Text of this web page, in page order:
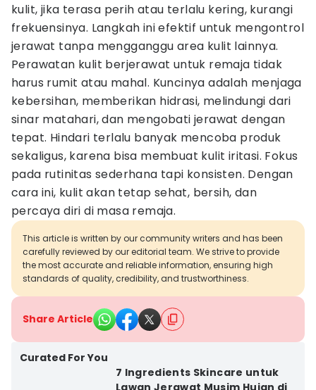
kulit, jika terasa perih atau terlalu kering, kurangi
frekuensinya. Langkah ini efektif untuk mengontrol
jerawat tanpa mengganggu area kulit lainnya.
Perawatan kulit berjerawat untuk remaja tidak
harus rumit atau mahal. Kuncinya adalah menjaga
kebersihan, memberikan hidrasi, melindungi dari
sinar matahari, dan mengobati jerawat dengan
tepat. Hindari terlalu banyak mencoba produk
sekaligus, karena bisa membuat kulit iritasi. Fokus
pada rutinitas sederhana tapi konsisten. Dengan
cara ini, kulit akan tetap sehat, bersih, dan
percaya diri di masa remaja.
This article is written by our community writers and has been
carefully reviewed by our editorial team. We strive to provide
the most accurate and reliable information, ensuring high
standards of quality, credibility, and trustworthiness.
Share Article
Curated For You
7 Ingredients Skincare untuk
Lawan Jerawat Musim Hujan di